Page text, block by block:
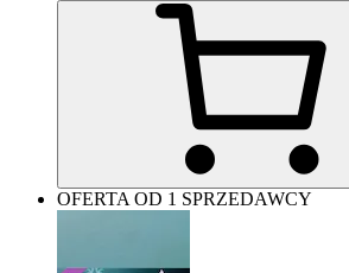
OFERTA OD 1 SPRZEDAWCY